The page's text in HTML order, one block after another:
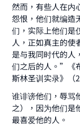
然而，有些人在内
怨恨，他们就编造
们，实际上他们是
人，正如真主的
是与我同时代的人
们之后的人。”《
斯林圣训实录》（
谁诽谤他们，辱骂
之），因为他们是
最喜爱他的人。
"A person
good will